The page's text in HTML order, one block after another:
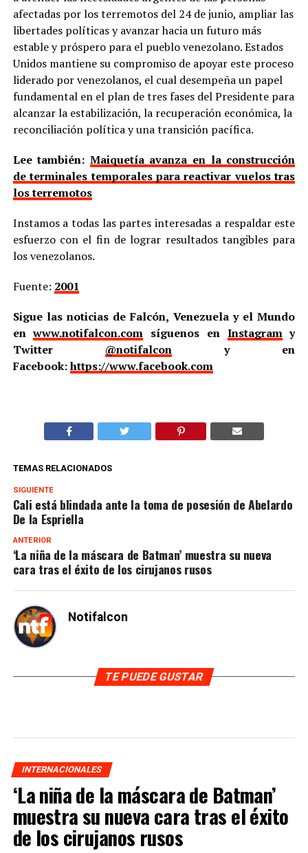
afectadas por los terremotos del 24 de junio, ampliar las
libertades políticas y avanzar hacia un futuro más
estable y próspero para el pueblo venezolano. Estados
Unidos mantiene su compromiso de apoyar este proceso
liderado por venezolanos, el cual desempeña un papel
fundamental en el plan de tres fases del Presidente para
alcanzar la estabilización, la recuperación económica, la
reconciliación política y una transición pacífica.
Lee también: Maiquetía avanza en la construcción
de terminales temporales para reactivar vuelos tras
los terremotos
Instamos a todas las partes interesadas a respaldar este
esfuerzo con el fin de lograr resultados tangibles para
los venezolanos.
Fuente: 2001
Sigue las noticias de Falcón, Venezuela y el Mundo
enwww.notifalcon.com síguenos en Instagramy
Twitter @notifalcony en
Facebook:https://www.facebook.com
TEMAS RELACIONADOS
SIGUIENTE
Cali está blindada ante la toma de posesión de Abelardo
De la Espriella
ANTERIOR
‘La niña de la máscara de Batman’ muestra su nueva
cara tras el éxito de los cirujanos rusos
Notifalcon
TE PUEDE GUSTAR
INTERNACIONALES
‘La niña de la máscara de Batman’
muestra su nueva cara tras el éxito
de los cirujanos rusos